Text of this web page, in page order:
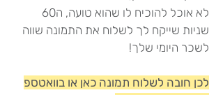
לא אוכל להוכיח לו שהוא טועה, ה60
שניות שייקח לך לשלוח את התמונה שווה
לשכר היומי שלך!
לכן חובה לשלוח תמונה כאן או בוואטספ